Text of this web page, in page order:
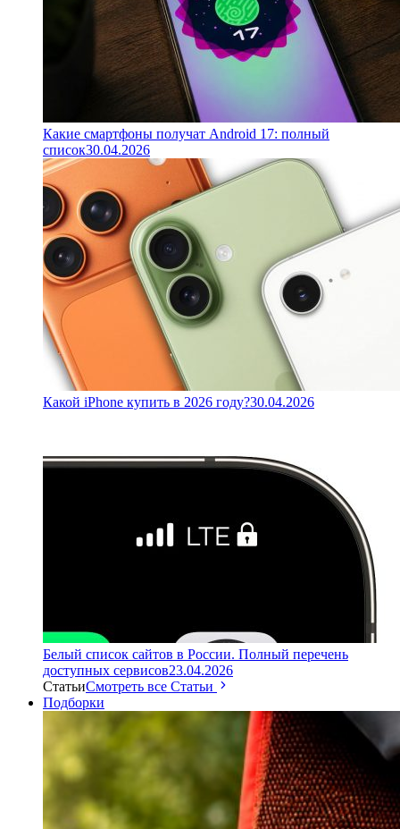
Какие смартфоны получат Android 17: полный
список30.04.2026
Какой iPhone купить в 2026 году?30.04.2026
Белый список сайтов в России. Полный перечень
доступных сервисов23.04.2026
СтатьиСмотреть все Статьи
Подборки